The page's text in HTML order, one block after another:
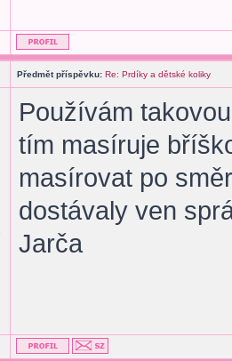
Předmět příspěvku: Re: Prdíky a dětské koliky
Používám
tím masíruje
masírovat po
dostávaly ven
Jarča